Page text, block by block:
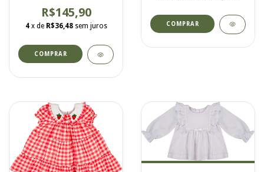
R$145,90
4 x de R$36,48 sem juros
COMPRAR
COMPRAR